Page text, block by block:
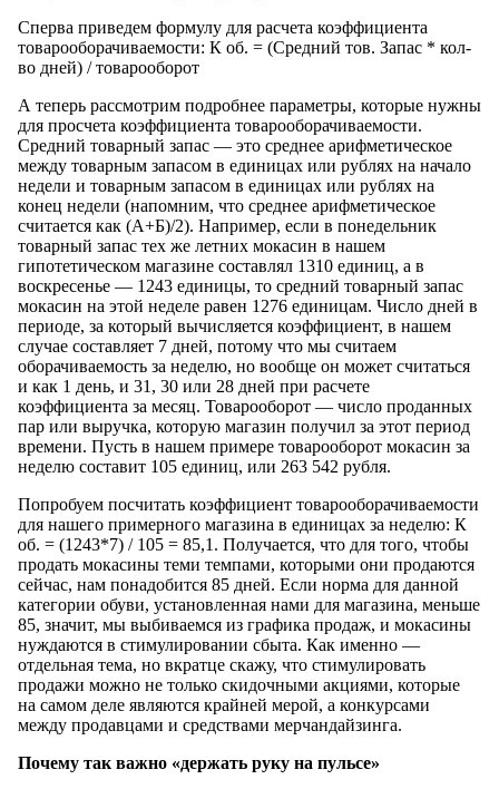
Сперва приведем формулу для расчета коэффициента
товарооборачиваемости: К об. = (Средний тов. Запас * кол-
во дней) / товарооборот
А теперь рассмотрим подробнее параметры, которые нужны
для просчета коэффициента товарооборачиваемости.
Средний товарный запас — это среднее арифметическое
между товарным запасом в единицах или рублях на начало
недели и товарным запасом в единицах или рублях на
конец недели (напомним, что среднее арифметическое
считается как (А+Б)/2). Например, если в понедельник
товарный запас тех же летних мокасин в нашем
гипотетическом магазине составлял 1310 единиц, а в
воскресенье — 1243 единицы, то средний товарный запас
мокасин на этой неделе равен 1276 единицам. Число дней в
периоде, за который вычисляется коэффициент, в нашем
случае составляет 7 дней, потому что мы считаем
оборачиваемость за неделю, но вообще он может считаться
и как 1 день, и 31, 30 или 28 дней при расчете
коэффициента за месяц. Товарооборот — число проданных
пар или выручка, которую магазин получил за этот период
времени. Пусть в нашем примере товарооборот мокасин за
неделю составит 105 единиц, или 263 542 рубля.
Попробуем посчитать коэффициент товарооборачиваемости
для нашего примерного магазина в единицах за неделю: К
об. = (1243*7) / 105 = 85,1. Получается, что для того, чтобы
продать мокасины теми темпами, которыми они продаются
сейчас, нам понадобится 85 дней. Если норма для данной
категории обуви, установленная нами для магазина, меньше
85, значит, мы выбиваемся из графика продаж, и мокасины
нуждаются в стимулировании сбыта. Как именно —
отдельная тема, но вкратце скажу, что стимулировать
продажи можно не только скидочными акциями, которые
на самом деле являются крайней мерой, а конкурсами
между продавцами и средствами мерчандайзинга.
Почему так важно «держать руку на пульсе»